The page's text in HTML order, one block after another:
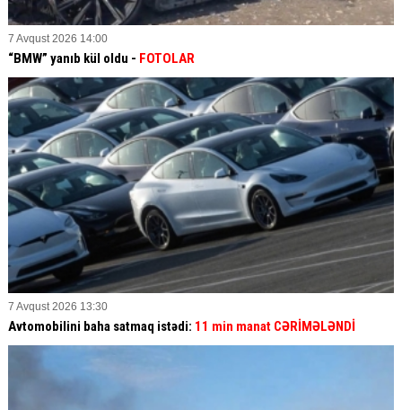
7 Avqust 2026 14:00
“BMW” yanıb kül oldu - FOTOLAR
7 Avqust 2026 13:30
Avtomobilini baha satmaq istədi: 11 min manat CƏRİMƏLƏNDİ